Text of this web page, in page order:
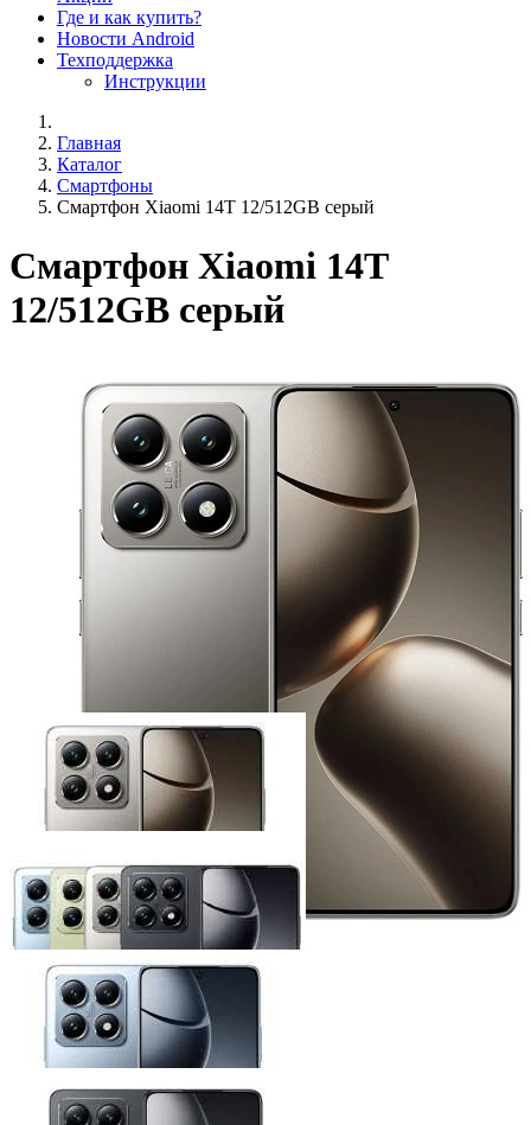
Где и как купить?
Новости Android
Техподдержка
Инструкции
Главная
Каталог
Смартфоны
Смартфон Xiaomi 14T 12/512GB серый
Смартфон Xiaomi 14T
12/512GB серый